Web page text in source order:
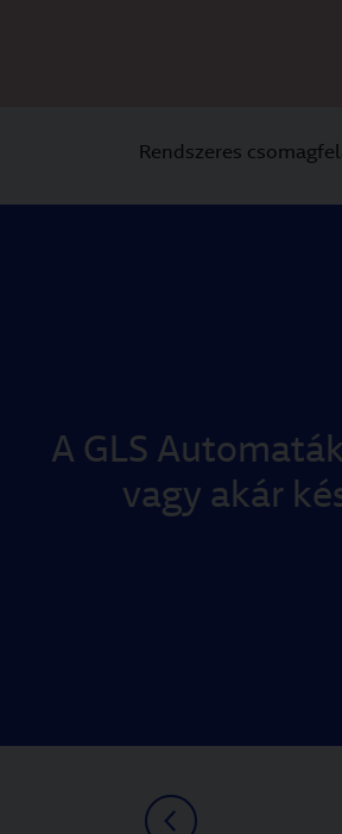
Rendszeres
A GLS
vagy akár